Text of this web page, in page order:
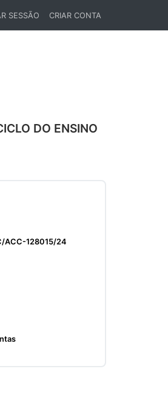
SESSÃO CRIAR CONTA
DO ENSINO
ACC-128015/24